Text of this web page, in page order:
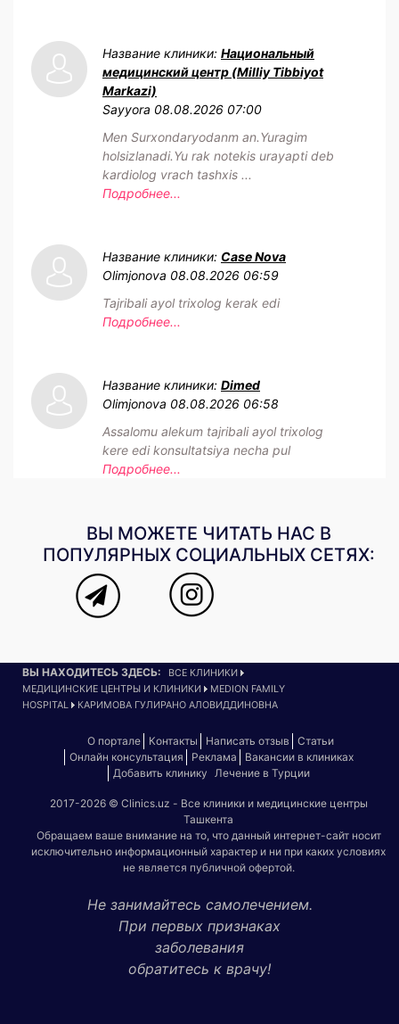
Название клиники: Национальный
медицинский центр (Milliy Tibbiyot
Markazi)
Sayyora 08.08.2026 07:00
Men Surxondaryodanm an.Yuragim
holsizlanadi.Yu rak notekis urayapti deb
kardiolog vrach tashxis ...
Подробнее...
Название клиники: Case Nova
Olimjonova 08.08.2026 06:59
Tajribali ayol trixolog kerak edi
Подробнее...
Название клиники: Dimed
Olimjonova 08.08.2026 06:58
Assalomu alekum tajribali ayol trixolog
kere edi konsultatsiya necha pul
Подробнее...
ВЫ МОЖЕТЕ ЧИТАТЬ НАС В
ПОПУЛЯРНЫХ СОЦИАЛЬНЫХ СЕТЯХ:
ВЫ НАХОДИТЕСЬ ЗДЕСЬ:
ВСЕ КЛИНИКИ
МЕДИЦИНСКИЕ ЦЕНТРЫ И КЛИНИКИ
MEDION FAMILY
HOSPITAL
КАРИМОВА ГУЛИРАНО АЛОВИДДИНОВНА
О портале Контакты Написать отзыв
Статьи
Онлайн консультация
Реклама
Вакансии в клиниках
Добавить клинику
Лечение в Турции
2017-2026 © Clinics.uz - Все клиники и медицинские центры
Ташкента
Обращаем ваше внимание на то, что данный интернет-сайт носит
исключительно информационный характер и ни при каких условиях
не является публичной офертой.
Не занимайтесь самолечением.
При первых признаках
заболевания
обратитесь к врачу!